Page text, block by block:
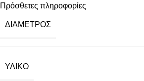
Πρόσθετες πληροφορίες
ΔΙΆΜΕΤΡΟΣ
ΥΛΙΚΌ